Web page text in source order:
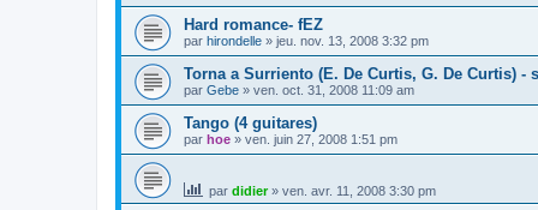
Hard romance- fEZ
par hirondelle » jeu. nov. 13, 2008 3:32 pm
Torna a Surriento (E. De Curtis, G. De Curtis) -
par Gebe » ven. oct. 31, 2008 11:09 am
Tango (4 guitares)
par hoe » ven. juin 27, 2008 1:51 pm
par didier» ven. avr. 11, 2008 3:30 pm